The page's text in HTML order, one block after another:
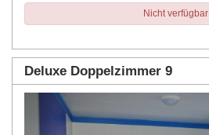
Nicht verfügbar
Deluxe Doppelzimmer 9